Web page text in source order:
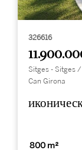
326616
Sitges - Sitges
Can Girona
800 m²